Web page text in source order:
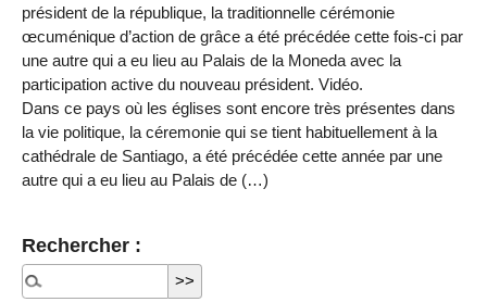
président de la république, la traditionnelle cérémonie
œcuménique d’action de grâce a été précédée cette fois-ci par
une autre qui a eu lieu au Palais de la Moneda avec la
participation active du nouveau président. Vidéo.
Dans ce pays où les églises sont encore très présentes dans
la vie politique, la céremonie qui se tient habituellement à la
cathédrale de Santiago, a été précédée cette année par une
autre qui a eu lieu au Palais de (…)
Rechercher :